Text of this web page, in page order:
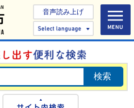
音声読み上げ
Select
Google検索